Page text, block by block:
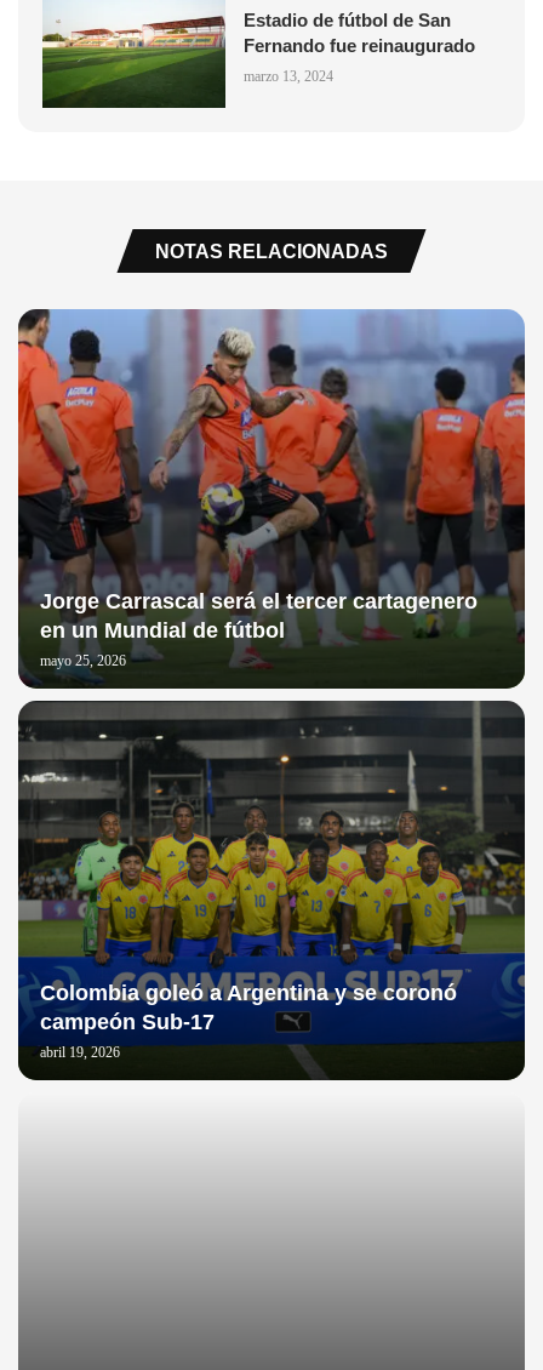
Estadio de fútbol de San
Fernando fue reinaugurado
marzo 13, 2024
NOTAS RELACIONADAS
Jorge Carrascal será el tercer cartagenero
en un Mundial de fútbol
mayo 25, 2026
Colombia goleó a Argentina y se coronó
campeón Sub-17
abril 19, 2026